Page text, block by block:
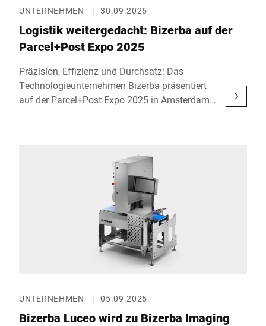
UNTERNEHMEN | 30.09.2025
Logistik weitergedacht: Bizerba auf der
Parcel+Post Expo 2025
Präzision, Effizienz und Durchsatz: Das
Technologieunternehmen Bizerba präsentiert
auf der Parcel+Post Expo 2025 in Amsterdam
Logistikbranche. Gemeinsam mit Bluhm Weber
Präzision und Zuverlässigkeit in modernen
Logistikprozessen neu definieren – von
kompakten All-in-One-Systemen über
zukunftsweisende Technologien zur
Vibrationskompensation bis hin zu digitalen
Services im neu gestalteten Kundenportal
MyBizerba. Damit zeigt Bizerba, wie sich
aktuelle Herausforderungen der Branche mit
praxisnahen und zukunftsfähigen Systemen
23. Oktober 2025 im RAI Amsterdam statt.
UNTERNEHMEN | 05.09.2025
Bizerba Luceo wird zu Bizerba Imaging